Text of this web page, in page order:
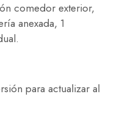
comedor exterior,
anexada, 1
para actualizar al